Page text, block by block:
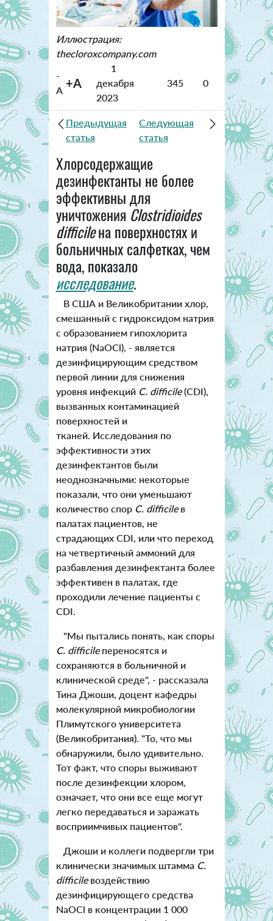
Иллюстрация:
thecloroxcompany.com
-
A +A
1
декабря
2023
345 0
Предыдущая
статья
Следующая
статья
Хлорсодержащие
дезинфектанты не более
эффективны для
уничтожения Clostridioides
difficileна поверхностях и
больничных салфетках, чем
вода, показало
исследование.
В США и Великобритании хлор,
смешанный с гидроксидом натрия
с образованием гипохлорита
натрия (NaOCl), - является
дезинфицирующим средством
первой линии для снижения
уровня инфекций C. difficile(CDI),
вызванных контаминацией
поверхностей и
тканей. Исследования по
эффективности этих
дезинфектантов были
неоднозначными: некоторые
показали, что они уменьшают
количество спор C. difficileв
палатах пациентов, не
страдающих CDI, или что переход
на четвертичный аммоний для
разбавления дезинфектанта более
эффективен в палатах, где
проходили лечение пациенты с
CDI.
"Мы пытались понять, как споры
C. difficileпереносятся и
сохраняются в больничной и
клинической среде", - рассказала
Тина Джоши, доцент кафедры
молекулярной микробиологии
Плимутского университета
(Великобритания). "То, что мы
обнаружили, было удивительно.
Тот факт, что споры выживают
после дезинфекции хлором,
означает, что они все еще могут
легко передаваться и заражать
восприимчивых пациентов".
Джоши и коллеги подвергли три
клинически значимых штамма C.
difficileвоздействию
дезинфицирующего средства
NaOCl в концентрации 1 000